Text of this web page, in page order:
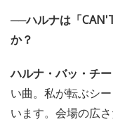
──ハルナは「
か？
ハルナ・バッ・チ
い曲。私が転ぶシ
います。会場の広